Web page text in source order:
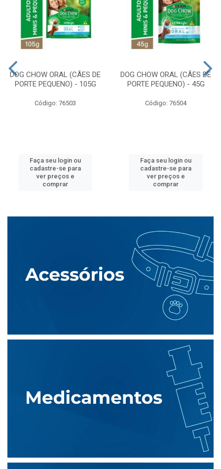
DOG CHOW ORAL (CÃES DE
PORTE PEQUENO) - 105G
Código: 76503
Faça seu login ou
cadastre-se para
ver preços e
comprar
DOG CHOW ORAL (CÃES DE
PORTE PEQUENO) - 45G
Código: 76504
Faça seu login ou
cadastre-se para
ver preços e
comprar